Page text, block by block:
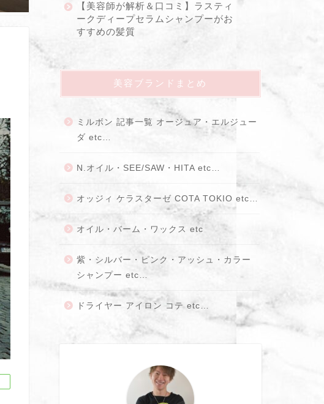
【美容師が解析＆口コミ】ラスティ
ークディープセラムシャンプーがお
すすめの髪質
美容ブランドまとめ
ミルボン 記事一覧 オージュア・エルジュー
ダ etc…
N.オイル・SEE/SAW・HITA etc…
オッジィ ケラスターゼ COTA TOKIO etc…
オイル・バーム・ワックス etc
紫・シルバー・ピンク・アッシュ・カラー
シャンプー etc…
ドライヤー アイロン コテ etc…